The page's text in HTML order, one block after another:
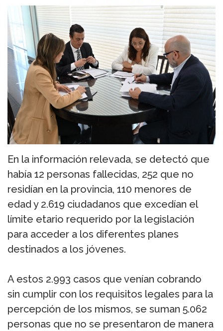
En la información relevada, se detectó que
había 12 personas fallecidas, 252 que no
residían en la provincia, 110 menores de
edad y 2.619 ciudadanos que excedían el
límite etario requerido por la legislación
para acceder a los diferentes planes
destinados a los jóvenes.
A estos 2.993 casos que venían cobrando
sin cumplir con los requisitos legales para la
percepción de los mismos, se suman 5.062
personas que no se presentaron de manera